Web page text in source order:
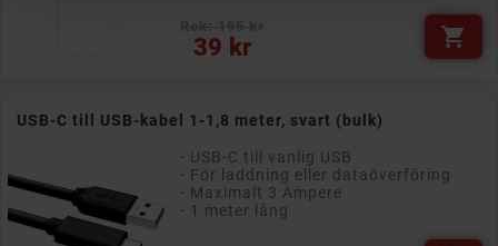
39 kr
Pris 
USB-C till USB-kabel 1-1,8 meter, svart (bulk)
- USB-C till vanlig USB
- För laddning eller dataöverföring
- Maximalt 3 Ampere
- 1 meter lång